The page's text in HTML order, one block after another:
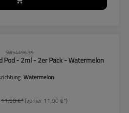
SW54496.35
Pod - 2ml - 2er Pack - Watermelon
Watermelon
11,90 €*(vorher 11,90 €*)